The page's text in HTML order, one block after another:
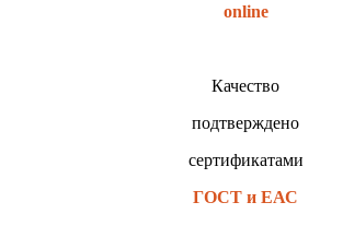
online
Качество
подтверждено
сертификатами
ГОСТ и ЕАС